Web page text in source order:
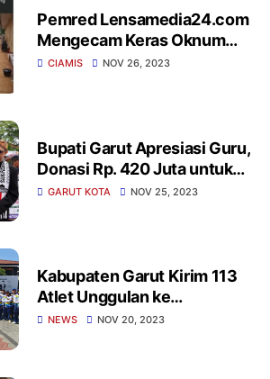
Pemred Lensamedia24.com
Mengecam Keras Oknum
Guru Yang Hina Wartawan Di
CIAMIS NOV 26, 2023
Bupati Garut Apresiasi Guru,
Donasi Rp. 420 Juta untuk
Palestina di Momentum Hari
GARUT KOTA NOV 25, 2023
Kabupaten Garut Kirim 113
Atlet Unggulan ke
PORPEMDA Jawa Barat - XV
NEWS NOV 20, 2023